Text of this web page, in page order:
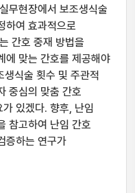
무현장에서 보조생식술
하여 효과적으로
간호 중재 방법을
에 맞는 간호를 제공해야
생식술 횟수 및 주관적
중심의 맞춤 간호
있겠다. 향후, 난임
참고하여 난임 간호
증하는 연구가